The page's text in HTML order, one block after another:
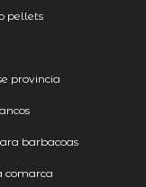
pellets
provincia
barbacoas
comarca